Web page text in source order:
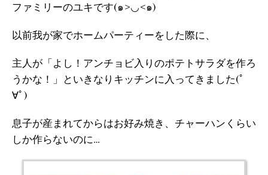
ファミリーのユキです(๑>◡<๑)
以前我が家でホームパーティーをした際に、
主人が「よし！アンチョビ入りのポテトサラダを作ろ
うかな！」といきなりキッチンに入ってきました(ﾟ
∀ﾟ)
息子が産まれてからはお好み焼き、チャーハンくらい
しか作らないのに…